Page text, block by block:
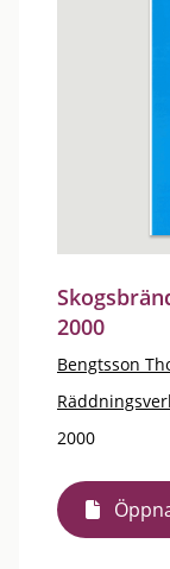
2000
Bengtsson
2000